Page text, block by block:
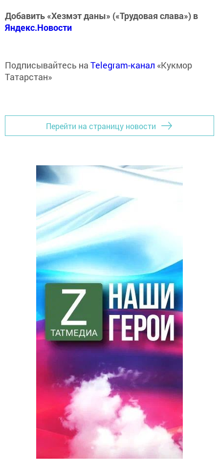
Добавить «Хезмэт даны» («Трудовая слава») в
Яндекс.Новости
Подписывайтесь на Telegram-канал «Кукмор
Татарстан»
Перейти на страницу новости